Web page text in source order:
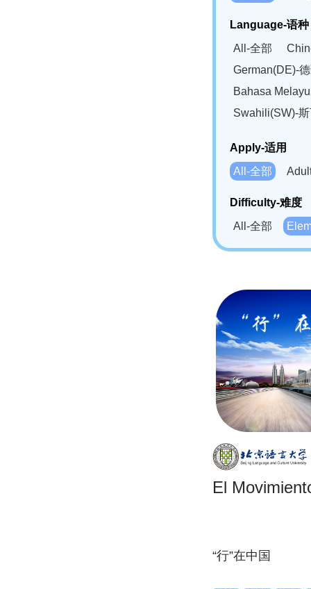
Language-语种
All-全部
German(DE)-
Bahasa
Swahili(SW)-
Apply-适用
All-全部
Difficulty-难度
All-全部
El
“行”在中国